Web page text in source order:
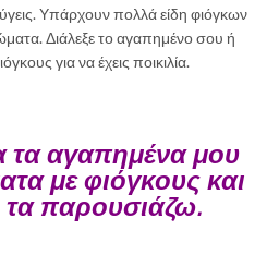
Υπάρχουν πολλά είδη φιόγκων
Διάλεξε το αγαπημένο σου ή
για να έχεις ποικιλία.
τα αγαπημένα μου
με φιόγκους και
παρουσιάζω.